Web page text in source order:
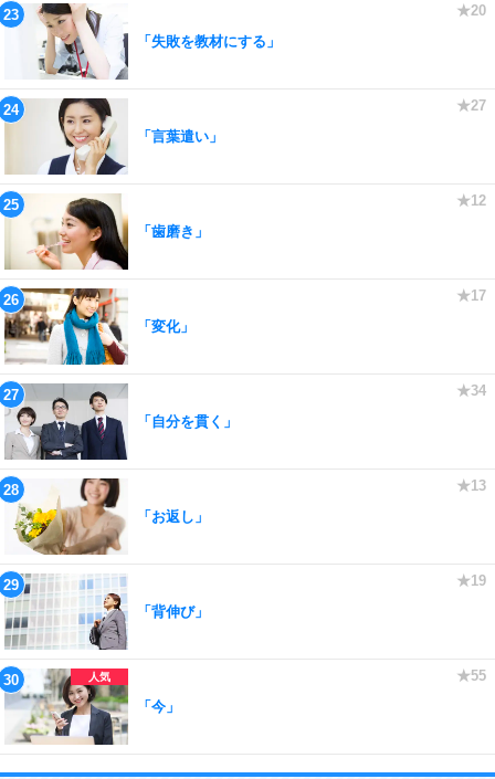
「失敗を教材にする」
「言葉遣い」
「歯磨き」
「変化」
「自分を貫く」
「お返し」
「背伸び」
「今」